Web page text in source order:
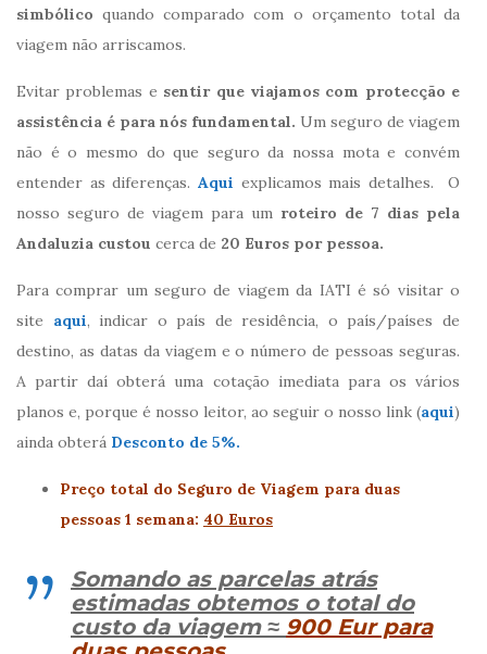
simbólico quando comparado com o orçamento total da
viagem não arriscamos.
Evitar problemas e sentir que viajamos com protecção e
assistência é para nós fundamental. Um seguro de viagem
não é o mesmo do que seguro da nossa mota e convém
entender as diferenças. Aqui explicamos mais detalhes. O
nosso seguro de viagem para um roteiro de 7 dias pela
Andaluzia custou cerca de 20 Euros por pessoa.
Para comprar um seguro de viagem da IATI é só visitar o
site aqui, indicar o país de residência, o país/países de
destino, as datas da viagem e o número de pessoas seguras.
A partir daí obterá uma cotação imediata para os vários
planos e, porque é nosso leitor, ao seguir o nosso link (aqui)
ainda obterá Desconto de 5%.
Preço total do Seguro de Viagem para duas
pessoas 1 semana: 40 Euros
Somando as parcelas atrás
estimadas obtemos o total do
custo da viagem ≈ 900 Eur para